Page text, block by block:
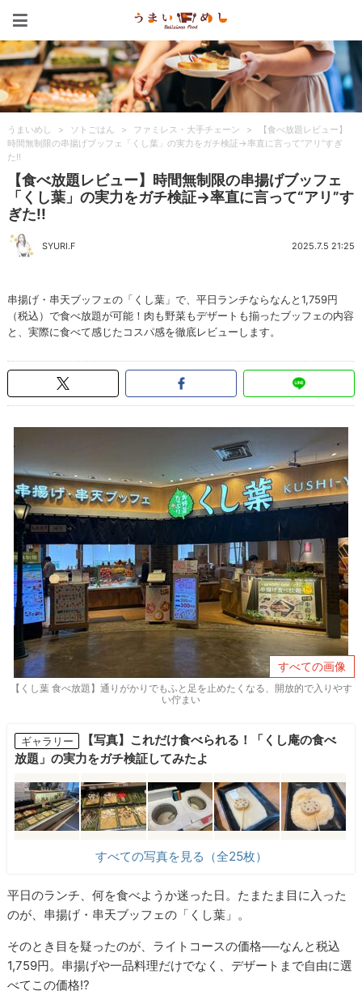
うまいめし > ソトごはん > ファミレス・大手チェーン >
【食べ放題レビュー】
時間無制限の串揚げブッフェ「くし葉」の実力をガチ検証→率直に言って“アリ”すぎ
た!!
【食べ放題レビュー】時間無制限の串揚げブッフェ
「くし葉」の実力をガチ検証→率直に言って“アリ”す
ぎた!!
SYURI.F 2025.7.5 21:25
串揚げ・串天ブッフェの「くし葉」で、平日ランチならなんと1,759円
（税込）で食べ放題が可能！肉も野菜もデザートも揃ったブッフェの内容
と、実際に食べて感じたコスパ感を徹底レビューします。
すべての画像
【くし葉 食べ放題】通りがかりでもふと足を止めたくなる、開放的で入りやす
い佇まい
ギャラリー
【写真】これだけ食べられる！「くし庵の食べ
放題」の実力をガチ検証してみたよ
すべての写真を見る（全25枚）
平日のランチ、何を食べようか迷った日。たまたま目に入った
のが、串揚げ・串天ブッフェの「くし葉」。
そのとき目を疑ったのが、ライトコースの価格──なんと税込
1,759円。串揚げや一品料理だけでなく、デザートまで自由に選
べてこの価格!?